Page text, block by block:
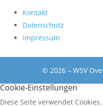
Kontakt
Datenschutz
Impressum
© 2026 – WSV
Cookie-Einstellungen
Diese Seite verwendet